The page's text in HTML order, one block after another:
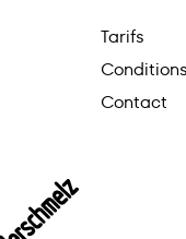
Tarifs
Contact